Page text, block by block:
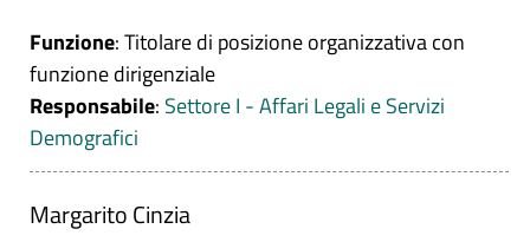
Funzione: Titolare di posizione organizzativa con
funzione dirigenziale
Responsabile: Settore I - Affari Legali e Servizi
Demografici
Margarito Cinzia